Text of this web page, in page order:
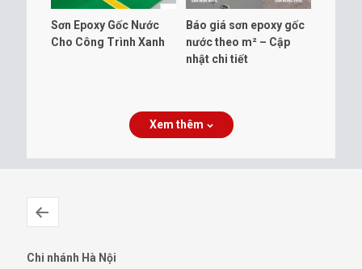
Sơn Epoxy Gốc Nước
Cho Công Trình Xanh
Báo giá sơn epoxy gốc
nước theo m² – Cập
nhật chi tiết
Xem thêm
Chi nhánh Hà Nội